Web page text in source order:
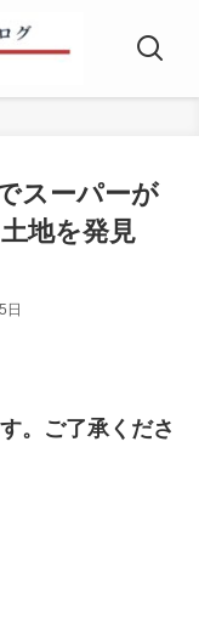
スーパーが
地を発見
日
。ご了承くださ